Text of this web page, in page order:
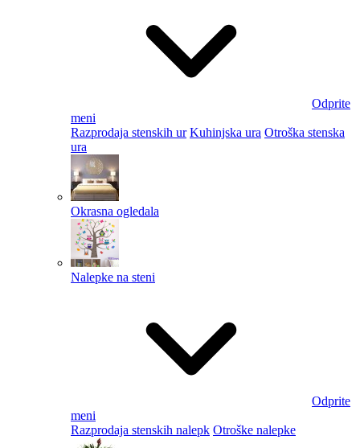
Odprite
meni
Razprodaja stenskih ur Kuhinjska ura Otroška stenska
ura
Okrasna ogledala
Nalepke na steni
Odprite
meni
Razprodaja stenskih nalepk Otroške nalepke